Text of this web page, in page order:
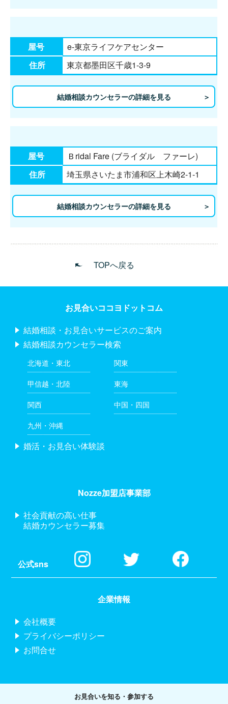
屋号
e-東京ライフケアセンター
住所
東京都墨田区千歳1-3-9
結婚相談カウンセラーの詳細を見る
屋号
Ｂridal Fare (ブライダル ファーレ)
住所
埼玉県さいたま市浦和区上木崎2-1-1
結婚相談カウンセラーの詳細を見る
TOPへ戻る
お見合いココヨドットコム
結婚相談・お見合いサービスのご案内
結婚相談カウンセラー検索
北海道・東北 関東
甲信越・北陸 東海
関西 中国・四国
九州・沖縄
婚活・お見合い体験談
Nozze加盟店事業部
社会貢献の高い仕事
結婚カウンセラー募集
公式sns
企業情報
会社概要
プライバシーポリシー
お問合せ
お見合いを知る・参加する